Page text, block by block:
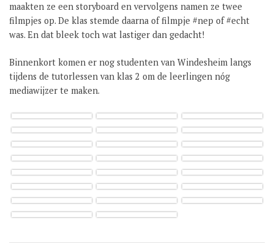
maakten ze een storyboard en vervolgens namen ze twee
filmpjes op. De klas stemde daarna of filmpje #nep of #echt
was. En dat bleek toch wat lastiger dan gedacht!
Binnenkort komen er nog studenten van Windesheim langs
tijdens de tutorlessen van klas 2 om de leerlingen nóg
mediawijzer te maken.